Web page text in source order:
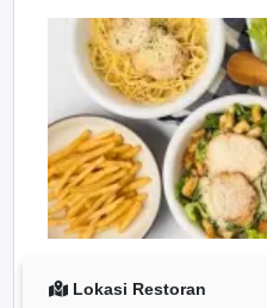
Lokasi Restoran